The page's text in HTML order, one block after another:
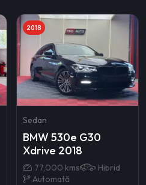
2018
Sedan
BMW 530e G30
Xdrive 2018
77,000 kms
Hibrid
Automată